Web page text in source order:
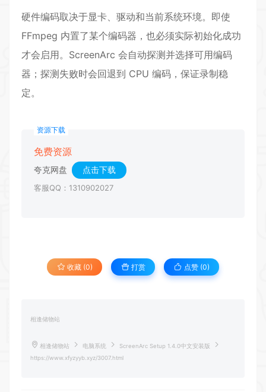
硬件编码取决于显卡、驱动和当前系统环境。即使
FFmpeg 内置了某个编码器，也必须实际初始化成功
才会启用。ScreenArc 会自动探测并选择可用编码
器；探测失败时会回退到 CPU 编码，保证录制稳
定。
资源下载
免费资源
夸克网盘 点击下载
客服QQ：1310902027
收藏 (0) 打赏 点赞 (0)
相逢储物站
相逢储物站 电脑系统
ScreenArc Setup 1.4.0中文安装版
https://www.xfyzyyb.xyz/3007.html